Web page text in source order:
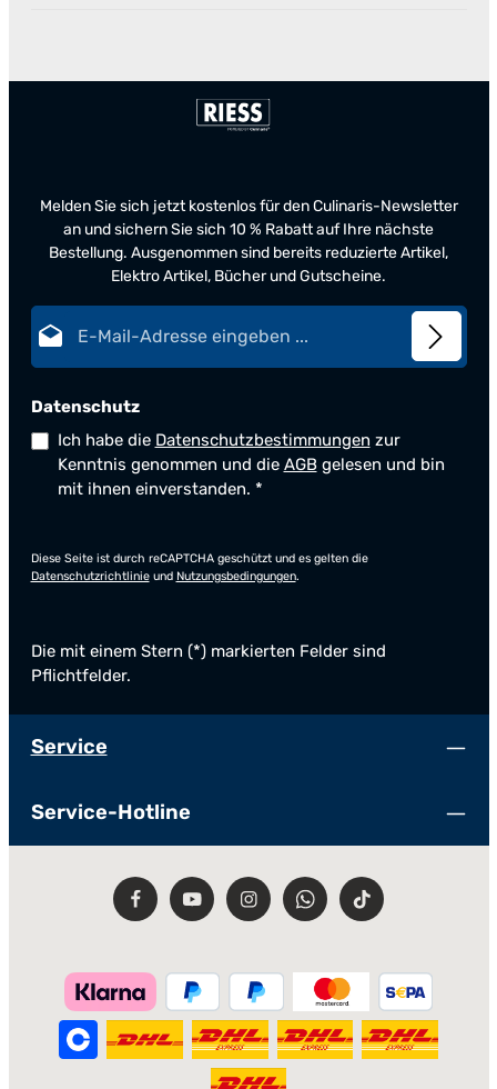
Melden Sie sich jetzt kostenlos für den Culinaris-Newsletter
an und sichern Sie sich 10 % Rabatt auf Ihre nächste
Bestellung. Ausgenommen sind bereits reduzierte Artikel,
Elektro Artikel, Bücher und Gutscheine.
Datenschutz
Ich habe die Datenschutzbestimmungen zur
Kenntnis genommen und die AGBgelesen und bin
mit ihnen einverstanden. *
Diese Seite ist durch reCAPTCHA geschützt und es gelten die
Datenschutzrichtlinieund Nutzungsbedingungen.
Die mit einem Stern (*) markierten Felder sind
Pflichtfelder.
Service
Service-Hotline